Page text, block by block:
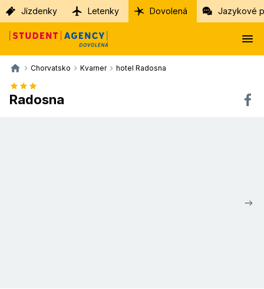
Jízdenky Letenky Dovolená Jazykové
Chorvatsko Kvarner hotel Radosna
Radosna